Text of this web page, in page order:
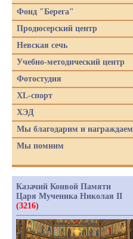
Фонд "Берега"
Продюсерский центр
Невская сечь
Учебно-методический центр
Фотостудия
XL-спорт
ХЭД
Мы благодарим и награждаем
Мы помним
Казачий Конвой Памяти
Царя Мученика Николая II
(3216)